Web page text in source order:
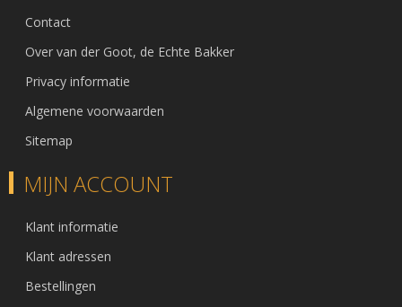
Contact
Over van der Goot, de Echte Bakker
Privacy informatie
Algemene voorwaarden
Sitemap
MIJN ACCOUNT
Klant informatie
Klant adressen
Bestellingen